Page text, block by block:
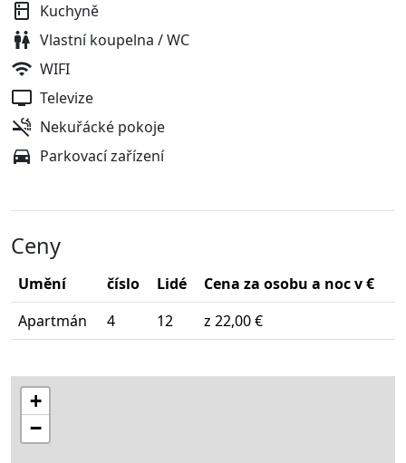
Kuchyně
Vlastní koupelna / WC
WIFI
Televize
Nekuřácké pokoje
Parkovací zařízení
Ceny
Umění číslo Lidé
Cena za osobu a noc v €
Apartmán
4 12 z 22,00 €
+
−